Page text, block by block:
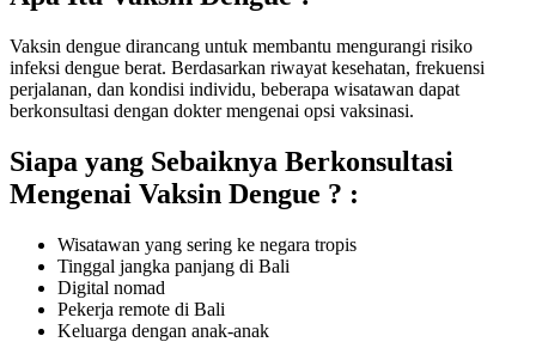
Vaksin dengue dirancang untuk membantu mengurangi risiko
infeksi dengue berat. Berdasarkan riwayat kesehatan, frekuensi
perjalanan, dan kondisi individu, beberapa wisatawan dapat
berkonsultasi dengan dokter mengenai opsi vaksinasi.
Siapa yang Sebaiknya Berkonsultasi
Mengenai Vaksin Dengue ? :
Wisatawan yang sering ke negara tropis
Tinggal jangka panjang di Bali
Digital nomad
Pekerja remote di Bali
Keluarga dengan anak-anak